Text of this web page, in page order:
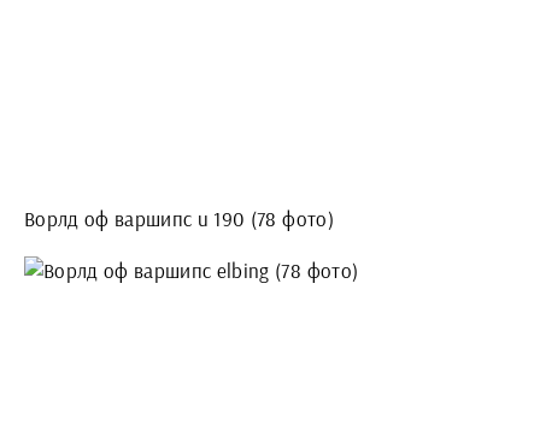
Ворлд оф варшипс u 190 (78 фото)